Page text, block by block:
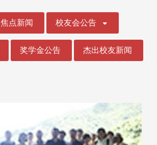
焦点新闻 校友会公告
奖学金公告 杰出校友新闻